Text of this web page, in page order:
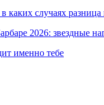
каких случаях
2026: звездные
именно тебе